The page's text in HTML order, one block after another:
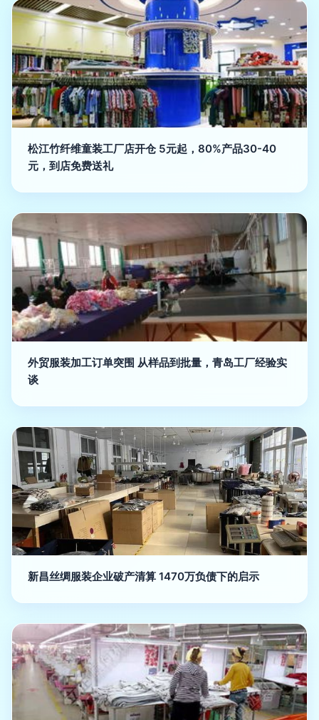
松江竹纤维童装工厂店开仓 5元起，80%产品30-40
元，到店免费送礼
外贸服装加工订单突围 从样品到批量，青岛工厂经验实
谈
新昌丝绸服装企业破产清算 1470万负债下的启示